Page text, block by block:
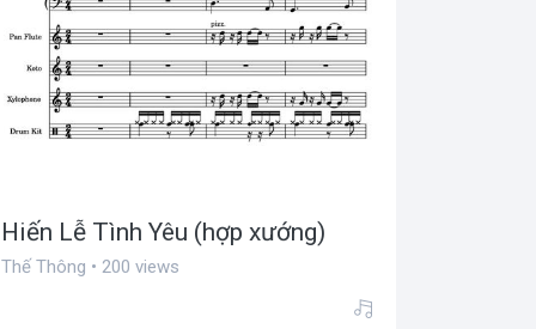
Hiến Lễ Tình Yêu (hợp xướng)
Thế Thông • 200 views